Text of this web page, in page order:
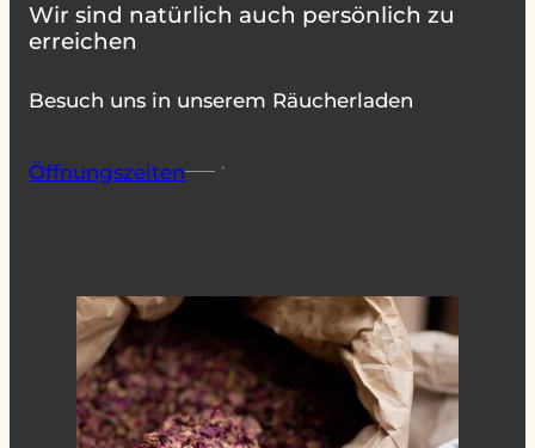
Wir sind natürlich auch persönlich zu
erreichen
Besuch uns in unserem Räucherladen
Öffnungszeiten